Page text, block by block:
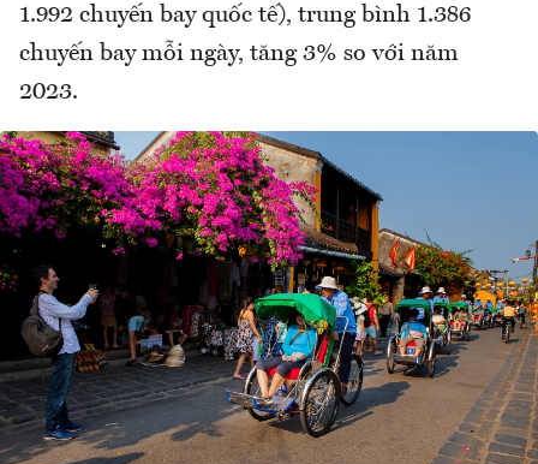
1.992 chuyến bay quốc tế), trung bình 1.386
chuyến bay mỗi ngày, tăng 3% so với năm
2023.